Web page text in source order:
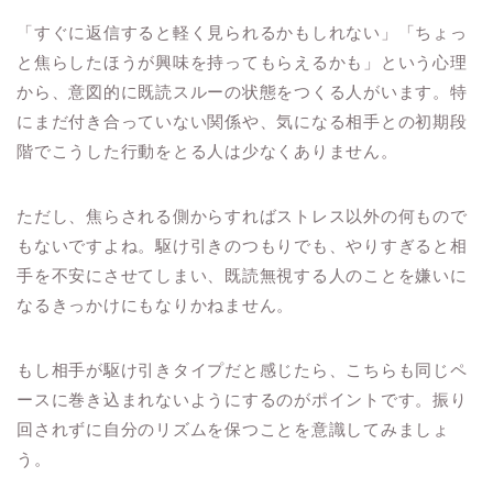
「すぐに返信すると軽く見られるかもしれない」「ちょっ
と焦らしたほうが興味を持ってもらえるかも」という心理
から、意図的に既読スルーの状態をつくる人がいます。特
にまだ付き合っていない関係や、気になる相手との初期段
階でこうした行動をとる人は少なくありません。
ただし、焦らされる側からすればストレス以外の何もので
もないですよね。駆け引きのつもりでも、やりすぎると相
手を不安にさせてしまい、既読無視する人のことを嫌いに
なるきっかけにもなりかねません。
もし相手が駆け引きタイプだと感じたら、こちらも同じペ
ースに巻き込まれないようにするのがポイントです。振り
回されずに自分のリズムを保つことを意識してみましょ
う。